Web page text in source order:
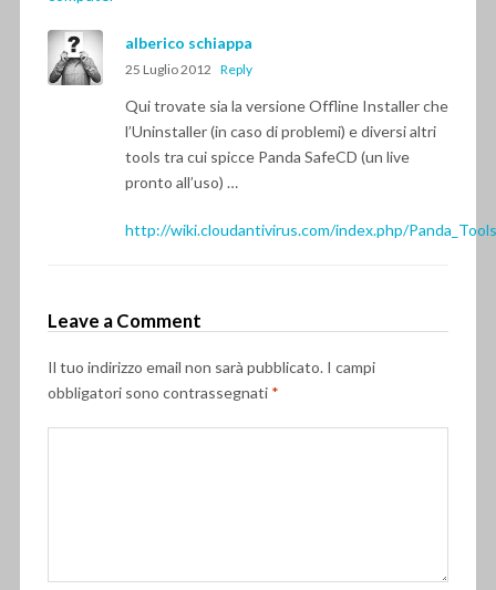
alberico schiappa
25 Luglio 2012 Reply
Qui trovate sia la versione Offline Installer che
l’Uninstaller (in caso di problemi) e diversi altri
tools tra cui spicce Panda SafeCD (un live
pronto all’uso) …
http://wiki.cloudantivirus.com/index.php/Panda_Tools
Leave a Comment
Il tuo indirizzo email non sarà pubblicato. I campi
obbligatori sono contrassegnati *